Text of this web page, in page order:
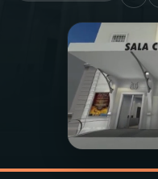
A RÁDIO
PROGRAMAÇÃO
PROGRAMAS